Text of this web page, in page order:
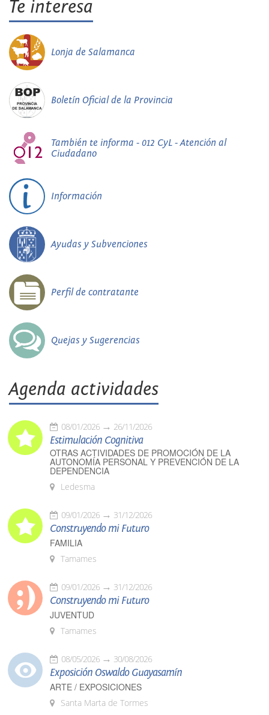
Te interesa
Lonja de Salamanca
Boletín Oficial de la Provincia
También te informa - 012 CyL - Atención al
Ciudadano
Información
Ayudas y Subvenciones
Perfil de contratante
Quejas y Sugerencias
Agenda actividades
08/01/2026 26/11/2026
Estimulación Cognitiva
OTRAS ACTIVIDADES DE PROMOCIÓN DE LA
AUTONOMÍA PERSONAL Y PREVENCIÓN DE LA
DEPENDENCIA
Ledesma
09/01/2026 31/12/2026
Construyendo mi Futuro
FAMILIA
Tamames
09/01/2026 31/12/2026
Construyendo mi Futuro
JUVENTUD
Tamames
08/05/2026 30/08/2026
Exposición Oswaldo Guayasamín
ARTE / EXPOSICIONES
Santa Marta de Tormes